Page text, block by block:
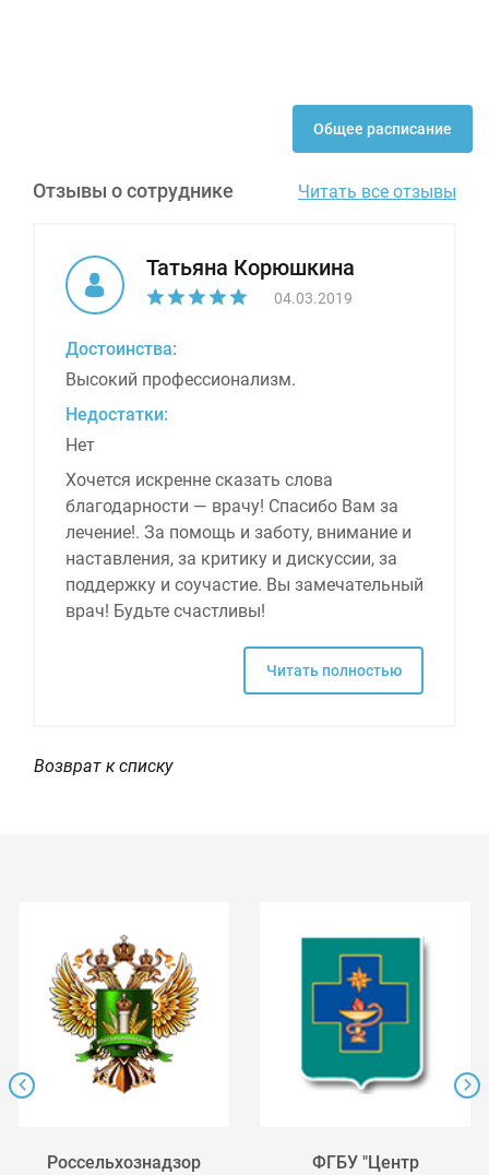
Общее расписание
Отзывы о сотруднике Читать все отзывы
Татьяна Корюшкина
04.03.2019
Достоинства:
Высокий профессионализм.
Недостатки:
Нет
Хочется искренне сказать слова
благодарности — врачу! Спасибо Вам за
лечение!. За помощь и заботу, внимание и
наставления, за критику и дискуссии, за
поддержку и соучастие. Вы замечательный
врач! Будьте счастливы!
Читать полностью
Возврат к списку
Россельхознадзор
ФГБУ "Центр